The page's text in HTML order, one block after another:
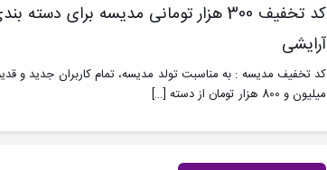
کد تخفیف 300 هزار تومانی مدیسه برای
آرایشی
میلیون و 800 هزار تومان از دسته
[…]